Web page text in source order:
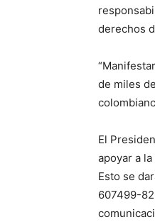
derechos
de miles
El
apoyar a
Esto se
607499-82